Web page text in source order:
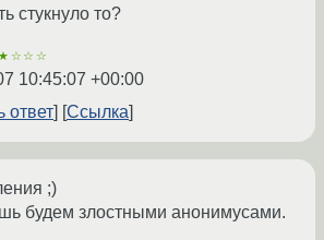
стукнуло то?
★☆☆☆
10:45:07 +00:00
ответ
Ссылка
;)
будем злостными анонимусами.